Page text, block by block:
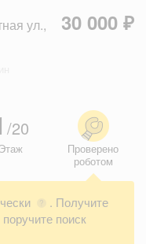
ул.,
30 000 ₽
/20
Этаж
Проверено
роботом
?
. Получите
поиск